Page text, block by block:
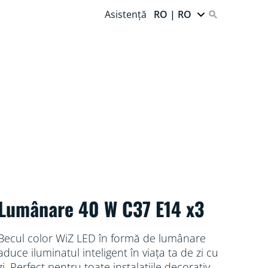
Asistență RO | RO
40 W C37 E14 x3
color WiZ LED în formă de lumânare
iluminatul inteligent în viața ta de zi cu